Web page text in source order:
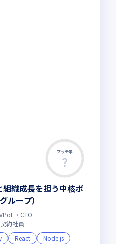
マッチ率
組織成長を担う中核ポ
ループ）
・CTO
契約社員
React
Node.js